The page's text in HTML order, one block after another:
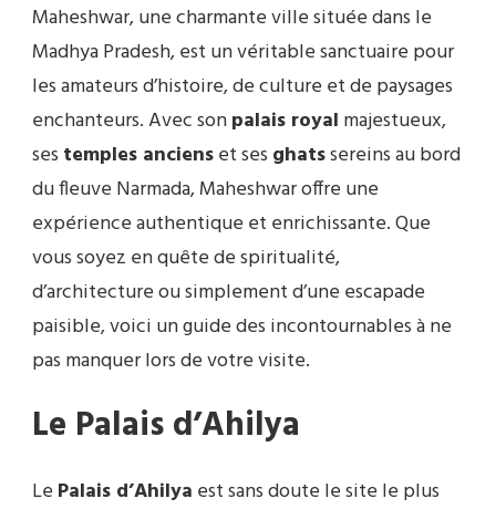
Maheshwar, une charmante ville située dans le
Madhya Pradesh, est un véritable sanctuaire pour
les amateurs d’histoire, de culture et de paysages
enchanteurs. Avec sonpalais royal majestueux,
ses temples ancienset ses ghatssereins au bord
du fleuve Narmada, Maheshwar offre une
expérience authentique et enrichissante. Que
vous soyez en quête de spiritualité,
d’architecture ou simplement d’une escapade
paisible, voici un guide des incontournables à ne
pas manquer lors de votre visite.
Le Palais d’Ahilya
Le Palais d’Ahilya est sans doute le site le plus